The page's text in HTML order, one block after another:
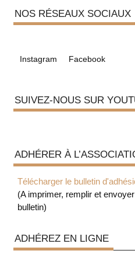
NOS RÉSEAUX SOCIAUX
Instagram Facebook
SUIVEZ-NOUS SUR
ADHÉRER À
Télécharger le bulletin
(A imprimer, remplir et
bulletin)
ADHÉREZ EN LIGNE